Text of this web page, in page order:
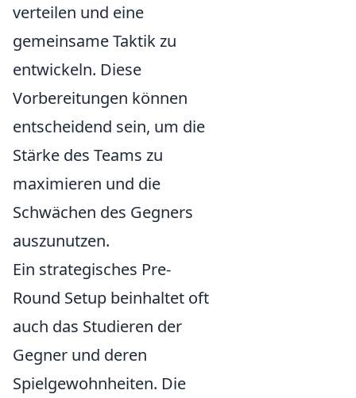
verteilen und eine
gemeinsame Taktik zu
entwickeln. Diese
Vorbereitungen können
entscheidend sein, um die
Stärke des Teams zu
maximieren und die
Schwächen des Gegners
auszunutzen.
Ein strategisches Pre-
Round Setup beinhaltet oft
auch das Studieren der
Gegner und deren
Spielgewohnheiten. Die